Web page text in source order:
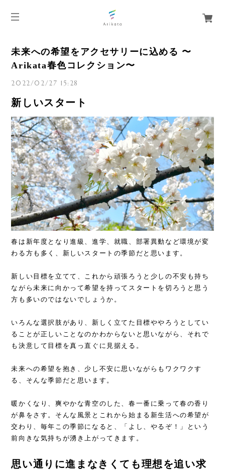
未来への希望をアクセサリーに込める 〜
Arikata春色コレクション〜
2022/02/27 15:28
新しいスタート
春は新年度となり進級、進学、就職、部署異動など環境が変
わる方も多く、新しいスタートの季節だと思います。
新しい目標を立てて、これから頑張ろうと少しの不安も持ち
ながら未来に向かって希望を持ってスタートを切ろうと思う
方も多いのではないでしょうか。
いろんな選択肢があり、新しく立てた目標ややろうとしてい
ることが正しいことなのかわからないと思いながら、それで
も決意して目標を真っ直ぐに見据える。
未来への希望を抱き、少し不安に思いながらもワクワクす
る、そんな季節だと思います。
暖かくなり、爽やかな青空のした、春一番に乗って春の香り
が鼻をさす。そんな風景とこれから始まる新生活への希望が
交わり、毎年この季節になると、「よし、やるぞ！」という
前向きな気持ちが湧き上がってきます。
思い通りに進まなきくても理想を追い求